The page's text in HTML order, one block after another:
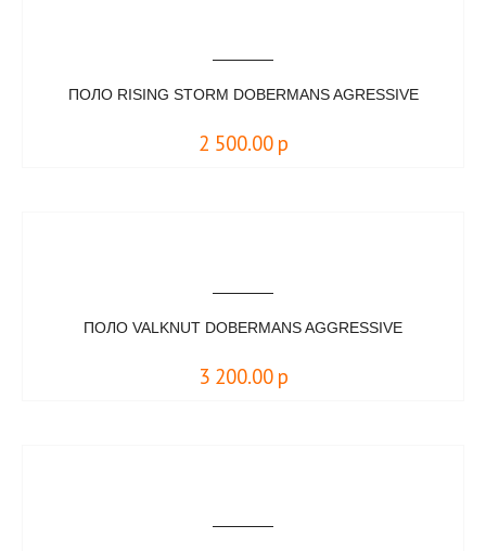
ПОЛО RISING STORM DOBERMANS AGRESSIVE
2 500.00 р
ПОЛО VALKNUT DOBERMANS AGGRESSIVE
3 200.00 р